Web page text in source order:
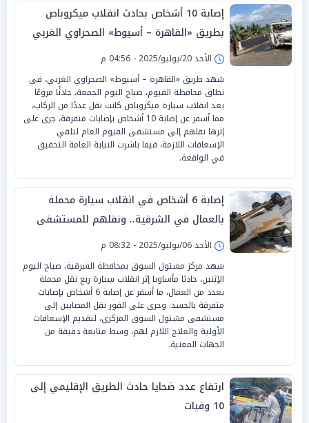
إصابة 10 أشخاص بحادث انقلاب ميكروباص
بطريق «القاهرة – أسيوط» الصحراوي الغربي
الأحد 20/يوليو/2025 - 04:56 م
شهد طريق «القاهرة – أسيوط» الصحراوي الغربي، في
نطاق محافظة الفيوم، صباح اليوم الجمعة، حادثًا مروعًا
بعد انقلاب سيارة ميكروباص كانت تقل عددًا من الركاب،
مما أسفر عن إصابة 10 أشخاص بإصابات متفرقة، جرى على
إثرها نقلهم إلى مستشفى الفيوم العام لتلقي
الإسعافات اللازمة، فيما باشرت النيابة العامة التحقيق
في الواقعة.
إصابة 6 أشخاص في انقلاب سيارة محملة
بالعمال في الشرقية.. ونقلهم للمستشفى
الأحد 06/يوليو/2025 - 08:32 م
شهد مركز مشتول السوق بمحافظة الشرقية، صباح اليوم
الإثنين، حادثا مأساويا إثر انقلاب سيارة ربع نقل محملة
بعدد من العمال، ما أسفر عن إصابة 6 أشخاص بإصابات
متفرقة بالجسد. وجرى على الفور نقل المصابين إلى
مستشفى مشتول السوق المركزي، لتقديم الإسعافات
الأولية والعلاج اللازم لهم، وسط متابعة دقيقة من
الجهات المعنية.
ارتفاع عدد ضحايا حادث الطريق الإقليمي إلى
10 وفيات